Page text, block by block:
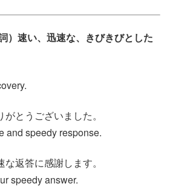
）速い、迅速な、きびきびとした
とうございました。
and speedy response.
返答に感謝します。
speedy answer.